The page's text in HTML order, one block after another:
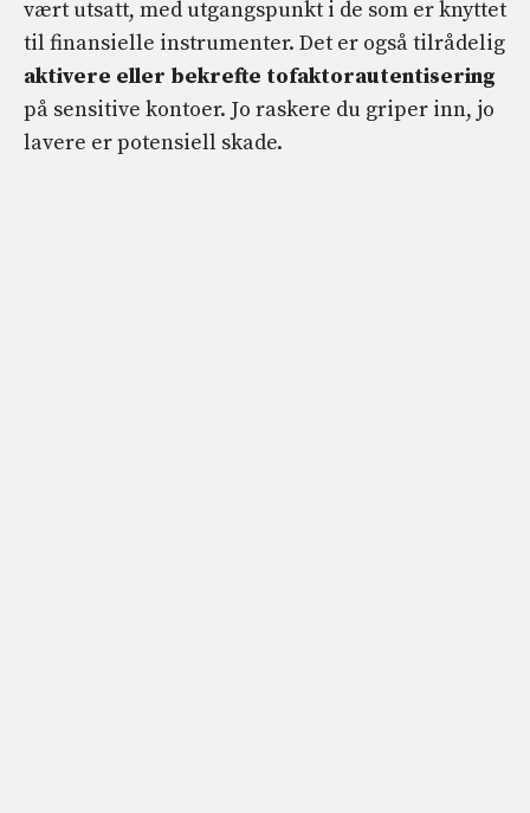
vært utsatt, med utgangspunkt i de som er knyttet
til finansielle instrumenter. Det er også tilrådelig
aktivere eller bekrefte tofaktorautentisering
på sensitive kontoer. Jo raskere du griper inn, jo
lavere er potensiell skade.